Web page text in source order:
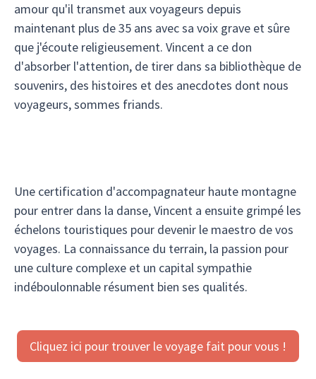
amour qu'il transmet aux voyageurs depuis
maintenant plus de 35 ans avec sa voix grave et sûre
que j'écoute religieusement. Vincent a ce don
d'absorber l'attention, de tirer dans sa bibliothèque de
souvenirs, des histoires et des anecdotes dont nous
voyageurs, sommes friands.
Une certification d'accompagnateur haute montagne
pour entrer dans la danse, Vincent a ensuite grimpé les
échelons touristiques pour devenir le maestro de vos
voyages. La connaissance du terrain, la passion pour
une culture complexe et un capital sympathie
indéboulonnable résument bien ses qualités.
Cliquez ici pour trouver le voyage fait pour vous !